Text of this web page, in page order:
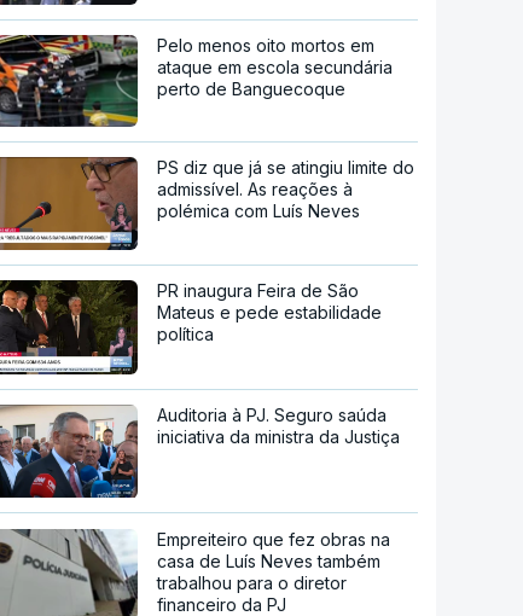
Pelo menos oito mortos em
ataque em escola secundária
perto de Banguecoque
PS diz que já se atingiu limite do
admissível. As reações à
polémica com Luís Neves
PR inaugura Feira de São
Mateus e pede estabilidade
política
Auditoria à PJ. Seguro saúda
iniciativa da ministra da Justiça
Empreiteiro que fez obras na
casa de Luís Neves também
trabalhou para o diretor
financeiro da PJ